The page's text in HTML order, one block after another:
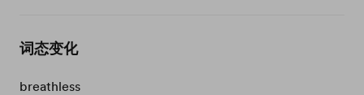
词态变化
breathless